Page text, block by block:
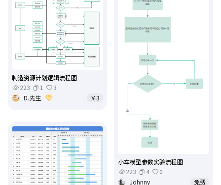
小车模型参数实验流程图
223
4
0
Johnny
免费
制造资源计划逻辑流程图
223
1
3
D.先生
￥3